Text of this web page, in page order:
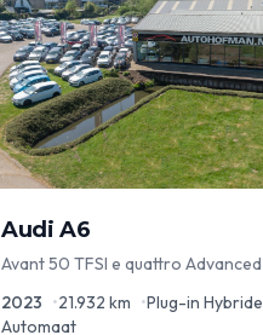
Audi A6
Avant 50 TFSI e quattro Advanced
2023 •21.932 km •Plug-in Hybride
Automaat